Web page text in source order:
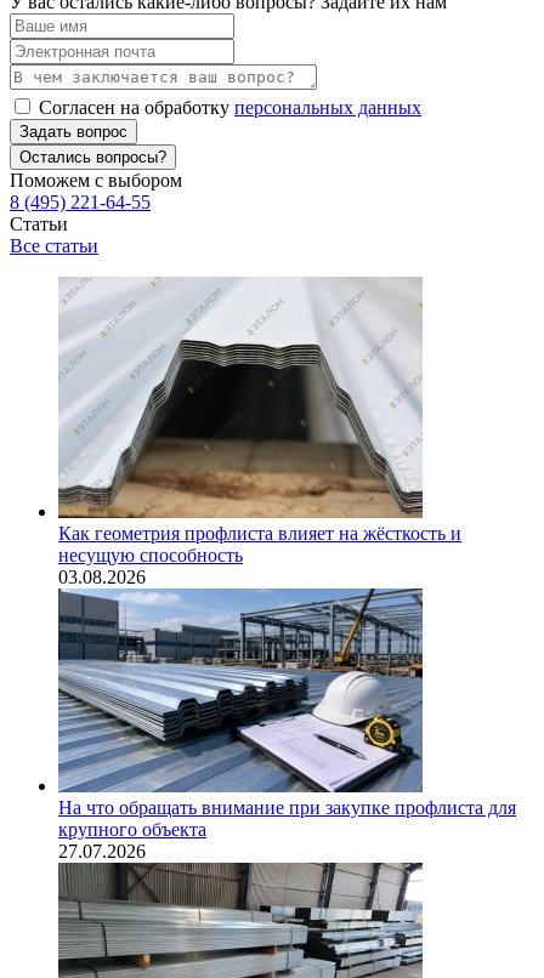
Согласен на обработку персональных данных
Задать вопрос
Остались вопросы?
Поможем с выбором
8 (495) 221-64-55
Статьи
Все статьи
Как геометрия профлиста влияет на жёсткость и
несущую способность
03.08.2026
На что обращать внимание при закупке профлиста для
крупного объекта
27.07.2026